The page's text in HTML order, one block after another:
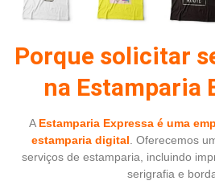
Porque solicitar
na Estamparia
A Estamparia Expressa é uma
estamparia digital . Oferecemos
serviços de estamparia, incluindo
serigrafia e